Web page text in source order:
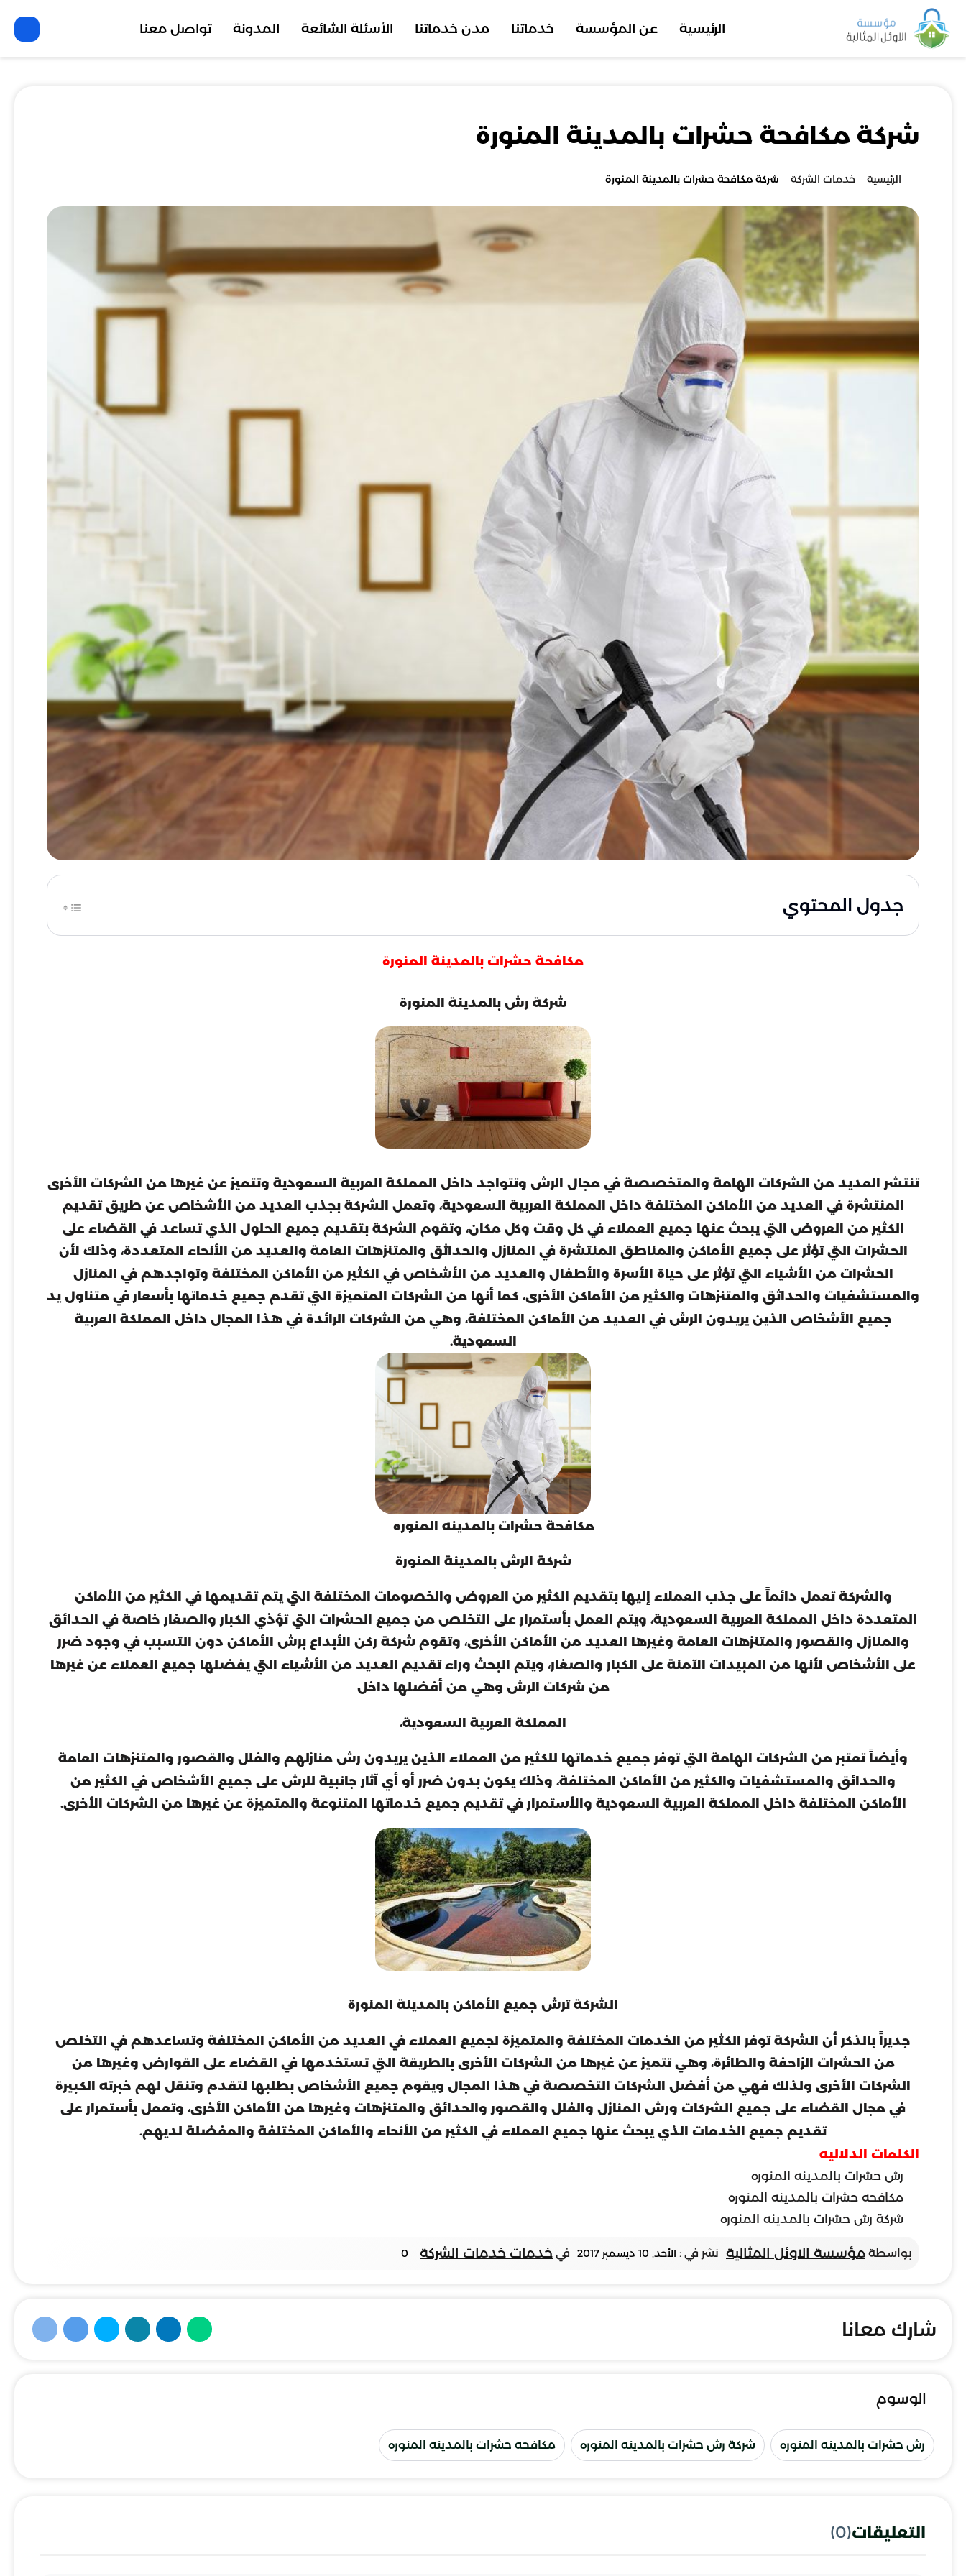
الرئيسية عن المؤسسة خدماتنا مدن خدماتنا الأسئلة الشائعة المدونة تواصل معنا
شركة مكافحة حشرات بالمدينة المنورة
الرئيسية خدمات الشركة شركة مكافحة حشرات بالمدينة المنورة
جدول المحتوي
مكافحة حشرات بالمدينة المنورة
شركة رش بالمدينة المنورة
تنتشر العديد من الشركات الهامة والمتخصصة في مجال الرش وتتواجد داخل المملكة العربية السعودية وتتميز عن غيرها من الشركات الأخرى
المنتشرة في العديد من الأماكن المختلفة داخل المملكة العربية السعودية، وتعمل الشركة بجذب العديد من الأشخاص عن طريق تقديم
الكثير من العروض التي يبحث عنها جميع العملاء في كل وقت وكل مكان، وتقوم الشركة بتقديم جميع الحلول الذي تساعد في القضاء على
الحشرات التي تؤثر على جميع الأماكن والمناطق المنتشرة في المنازل والحداثق والمتنزهات العامة والعديد من الأنحاء المتعددة، وذلك لأن
الحشرات من الأشياء التي تؤثر على حياة الأسرة والأطفال والعديد من الأشخاص في الكثير من الأماكن المختلفة وتواجدهم في المنازل
والمستشفيات والحداثق والمتنزهات والكثير من الأماكن الأخرى، كما أنها من الشركات المتميزة التي تقدم جميع خدماتها بأسعار في متناول يد
جميع الأشخاص الذين يريدون الرش في العديد من الأماكن المختلفة، وهي من الشركات الرائدة في هذا المجال داخل المملكة العربية
السعودية.
مكافحة حشرات بالمدينه المنوره
شركة الرش بالمدينة المنورة
والشركة تعمل دائماً على جذب العملاء إليها بتقديم الكثير من العروض والخصومات المختلفة التي يتم تقديمها في الكثير من الأماكن
المتعددة داخل المملكة العربية السعودية، ويتم العمل بأستمرار على التخلص من جميع الحشرات التي تؤذي الكبار والصغار خاصة في الحدائق
والمنازل والقصور والمتنزهات العامة وغيرها العديد من الأماكن الأخرى، وتقوم شركة ركن الأبداع برش الأماكن دون التسبب في وجود ضرر
على الأشخاص لأنها من المبيدات الآمنة على الكبار والصغار، ويتم البحث وراء تقديم العديد من الأشياء التي يفضلها جميع العملاء عن غيرها
من شركات الرش وهي من أفضلها داخل
المملكة العربية السعودية،
وأيضاً تعتبر من الشركات الهامة التي توفر جميع خدماتها للكثير من العملاء الذين يريدون رش منازلهم والفلل والقصور والمتنزهات العامة
والحدائق والمستشفيات والكثير من الأماكن المختلفة، وذلك يكون بدون ضرر أو أي آثار جانبية للرش على جميع الأشخاص في الكثير من
الأماكن المختلفة داخل المملكة العربية السعودية والأستمرار في تقديم جميع خدماتها المتنوعة والمتميزة عن غيرها من الشركات الأخرى.
الشركة ترش جميع الأماكن بالمدينة المنورة
جديراً بالذكر أن الشركة توفر الكثير من الخدمات المختلفة والمتميزة لجميع العملاء في العديد من الأماكن المختلفة وتساعدهم في التخلص
من الحشرات الزاحفة والطائرة، وهي تتميز عن غيرها من الشركات الأخرى بالطريقة التي تستخدمها في القضاء على القوارض وغيرها من
الشركات الأخرى ولذلك فهي من أفضل الشركات التخصصة في هذا المجال ويقوم جميع الأشخاص بطلبها لتقدم وتنقل لهم خبرته الكبيرة
في مجال القضاء على جميع الشركات ورش المنازل والفلل والقصور والحدائق والمتنزهات وغيرها من الأماكن الأخرى، وتعمل بأستمرار على
تقديم جميع الخدمات الذي يبحث عنها جميع العملاء في الكثير من الأنحاء والأماكن المختلفة والمفضلة لديهم.
الكلمات الدلاليه
رش حشرات بالمدينه المنوره
مكافحه حشرات بالمدينه المنوره
شركة رش حشرات بالمدينه المنوره
بواسطة مؤسسة الاوئل المثالية نشر في : الأحد, 10 ديسمبر 2017 في خدمات خدمات الشركة 0
شارك معانا
الوسوم
رش حشرات بالمدينه المنوره شركة رش حشرات بالمدينه المنوره مكافحه حشرات بالمدينه المنوره
التعليقات(0)